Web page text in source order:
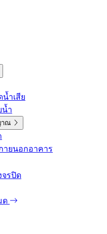
ำเสีย
น้ำ
าณ
ายนอกอาคาร
จรปิด
ด